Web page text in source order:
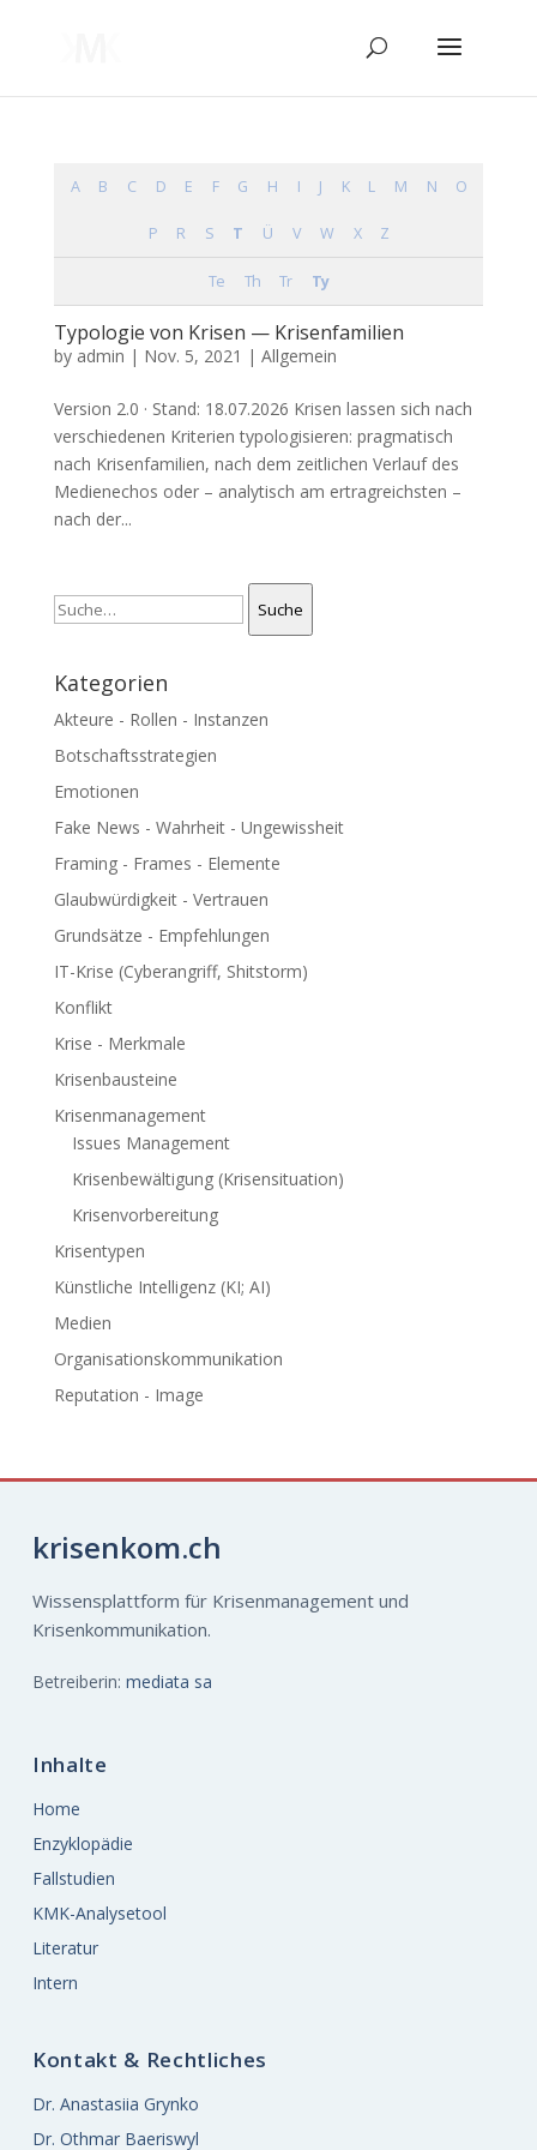
A B C D E F G H I J K L M N O
P R S T Ü V W X Z
Te Th Tr Ty
Typologie von Krisen — Krisenfamilien
by admin | Nov. 5, 2021 | Allgemein
Ver­si­on 2.0 · Stand: 18.07.2026 Kri­sen las­sen sich nach
ver­schie­de­nen Kri­te­ri­en typo­lo­gi­sie­ren: prag­ma­tisch
nach Kri­sen­fa­mi­li­en, nach dem zeit­li­chen Ver­lauf des
Medi­en­echos oder – ana­ly­tisch am ertrag­reich­sten –
nach der...
Suche
Suche
Kategorien
Akteure - Rollen - Instanzen
Botschaftsstrategien
Emotionen
Fake News - Wahrheit - Ungewissheit
Framing - Frames - Elemente
Glaubwürdigkeit - Vertrauen
Grundsätze - Empfehlungen
IT-Krise (Cyberangriff, Shitstorm)
Konflikt
Krise - Merkmale
Krisenbausteine
Krisenmanagement
Issues Management
Krisenbewältigung (Krisensituation)
Krisenvorbereitung
Krisentypen
Künstliche Intelligenz (KI; AI)
Medien
Organisationskommunikation
Reputation - Image
krisenkom.ch
Wissensplattform für Krisenmanagement und
Krisenkommunikation.
Betreiberin: mediata sa
Inhalte
Home
Enzyklopädie
Fallstudien
KMK-Analysetool
Literatur
Intern
Kontakt & Rechtliches
Dr. Anastasiia Grynko
Dr. Othmar Baeriswyl